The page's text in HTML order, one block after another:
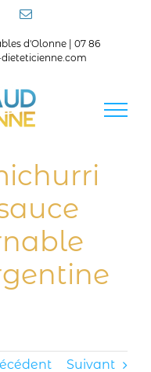
TéléphoneEmail
d'Olonne | 07 86
Suivant